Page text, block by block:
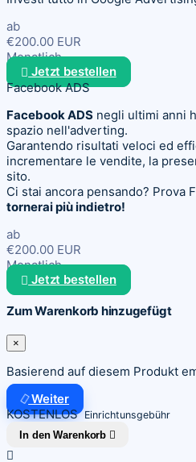
ab
€200.00 EUR
Monatlich
Jetzt bestellen
Facebook ADS
Facebook ADS negli ultimi anni
spazio nell'adverting.
Garantendo risultati veloci ed
incrementare le vendite, la
sito.
Ci stai ancora pensando? Prova
tornerai più indietro!
ab
€200.00 EUR
Monatlich
Jetzt bestellen
Zum Warenkorb hinzugefügt
×
Basierend auf diesem Produkt
Weiter
KOSTENLOS Einrichtunsgebühr
In den Warenkorb